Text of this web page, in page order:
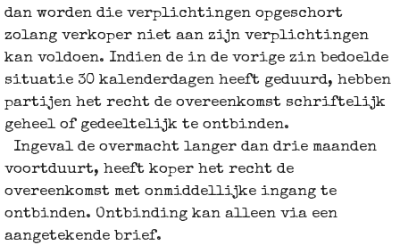
dan worden die verplichtingen opgeschort
zolang verkoper niet aan zijn verplichtingen
kan voldoen. Indien de in de vorige zin bedoelde
situatie 30 kalenderdagen heeft geduurd, hebben
partijen het recht de overeenkomst schriftelijk
geheel of gedeeltelijk te ontbinden.
Ingeval de overmacht langer dan drie maanden
voortduurt, heeft koper het recht de
overeenkomst met onmiddellijke ingang te
ontbinden. Ontbinding kan alleen via een
aangetekende brief.